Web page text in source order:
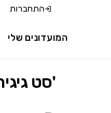
התחברות
המועדונים שלי
סט גיגית 24/37 ליטר+דלי 15 ל'